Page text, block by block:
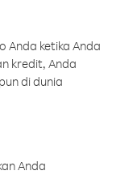
Anda ketika Anda
kredit, Anda
di dunia
Anda